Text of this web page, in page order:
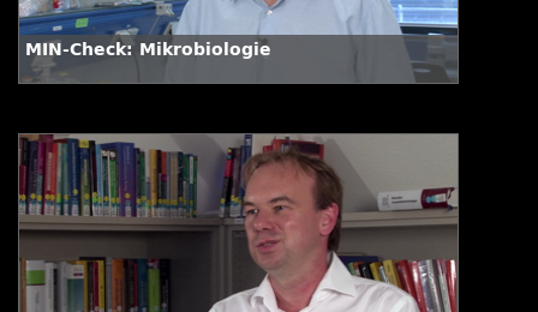
MIN-Check: Mikrobiologie